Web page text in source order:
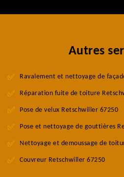
Autres
Ravalement et nettoyage de
Réparation fuite de toiture
Pose de velux Retschwiller 67250
Pose et nettoyage de gouttières
Nettoyage et demoussage de
Couvreur Retschwiller 67250